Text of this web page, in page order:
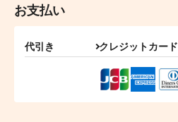
お支払い
代引き クレジットカード